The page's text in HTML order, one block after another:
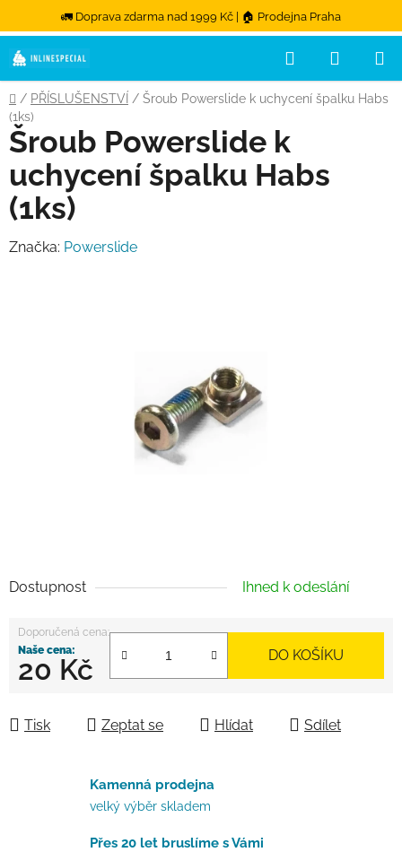
🚛 Doprava zdarma nad 1999 Kč | 🏠 Prodejna Praha
Přejít na obsah
Hledat
Domů
/ PŘÍSLUŠENSTVÍ / Šroub Powerslide k uchycení špalku Habs
(1ks)
Dostupnost Ihned k odeslání
20 Kč DO KOŠÍKU
Tisk Zeptat se Hlídat Sdílet
Šroub Powerslide k
uchycení špalku Habs
(1ks)
Značka: Powerslide
Kamenná prodejna
velký výběr skladem
Přes 20 let bruslíme s Vámi